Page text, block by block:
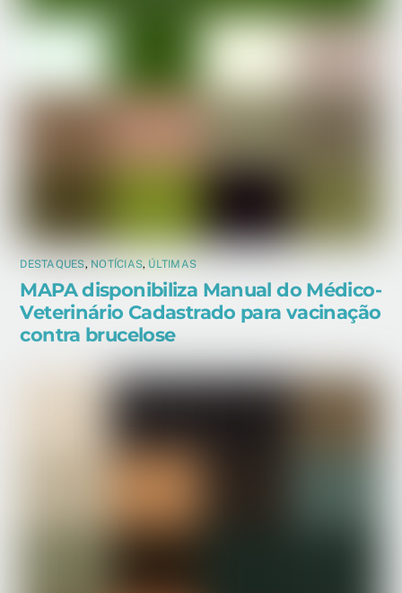
DESTAQUES, NOTÍCIAS, ÚLTIMAS
MAPA disponibiliza Manual do Médico-
Veterinário Cadastrado para vacinação
contra brucelose